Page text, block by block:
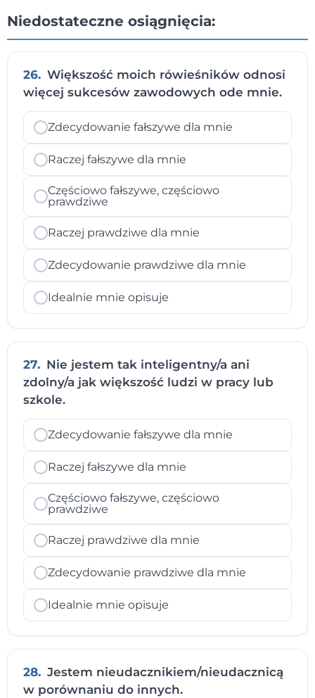
Niedostateczne osiągnięcia:
26. Większość moich rówieśników odnosi
więcej sukcesów zawodowych ode mnie.
Zdecydowanie fałszywe dla mnie
Raczej fałszywe dla mnie
Częściowo fałszywe, częściowo
prawdziwe
Raczej prawdziwe dla mnie
Zdecydowanie prawdziwe dla mnie
Idealnie mnie opisuje
27. Nie jestem tak inteligentny/a ani
zdolny/a jak większość ludzi w pracy lub
szkole.
Zdecydowanie fałszywe dla mnie
Raczej fałszywe dla mnie
Częściowo fałszywe, częściowo
prawdziwe
Raczej prawdziwe dla mnie
Zdecydowanie prawdziwe dla mnie
Idealnie mnie opisuje
28. Jestem nieudacznikiem/nieudacznicą
w porównaniu do innych.